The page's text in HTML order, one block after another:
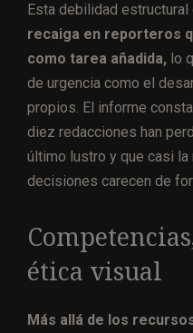
Esta debilidad estructural
recaiga en reporteros
como tarea añadida, lo
de urgencia como el
propios. El informe
diez redacciones han
último lustro y que casi
decisiones carecen de
ética visual
Más allá de los